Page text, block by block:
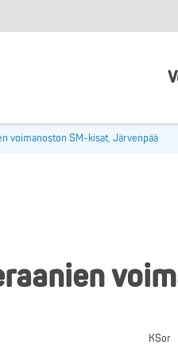
voimanoston SM-kisat, Järvenpää
KSor